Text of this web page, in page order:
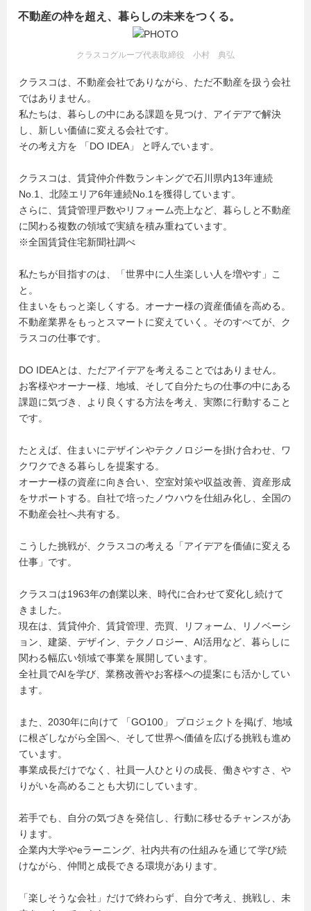
不動産の枠を超え、暮らしの未来をつくる。
クラスコグループ代表取締役 小村 典弘
クラスコは、不動産会社でありながら、ただ不動産を扱う会社
ではありません。
私たちは、暮らしの中にある課題を見つけ、アイデアで解決
し、新しい価値に変える会社です。
その考え方を 「DO IDEA」 と呼んでいます。
クラスコは、賃貸仲介件数ランキングで石川県内13年連続
No.1、北陸エリア6年連続No.1を獲得しています。
さらに、賃貸管理戸数やリフォーム売上など、暮らしと不動産
に関わる複数の領域で実績を積み重ねています。
※全国賃貸住宅新聞社調べ
私たちが目指すのは、「世界中に人生楽しい人を増やす」こ
と。
住まいをもっと楽しくする。オーナー様の資産価値を高める。
不動産業界をもっとスマートに変えていく。そのすべてが、ク
ラスコの仕事です。
DO IDEAとは、ただアイデアを考えることではありません。
お客様やオーナー様、地域、そして自分たちの仕事の中にある
課題に気づき、より良くする方法を考え、実際に行動すること
です。
たとえば、住まいにデザインやテクノロジーを掛け合わせ、ワ
クワクできる暮らしを提案する。
オーナー様の資産に向き合い、空室対策や収益改善、資産形成
をサポートする。自社で培ったノウハウを仕組み化し、全国の
不動産会社へ共有する。
こうした挑戦が、クラスコの考える「アイデアを価値に変える
仕事」です。
クラスコは1963年の創業以来、時代に合わせて変化し続けて
きました。
現在は、賃貸仲介、賃貸管理、売買、リフォーム、リノベーシ
ョン、建築、デザイン、テクノロジー、AI活用など、暮らしに
関わる幅広い領域で事業を展開しています。
全社員でAIを学び、業務改善やお客様への提案にも活かしてい
ます。
また、2030年に向けて 「GO100」 プロジェクトを掲げ、地域
に根ざしながら全国へ、そして世界へ価値を広げる挑戦も進め
ています。
事業成長だけでなく、社員一人ひとりの成長、働きやすさ、や
りがいを高めることも大切にしています。
若手でも、自分の気づきを発信し、行動に移せるチャンスがあ
ります。
企業内大学やeラーニング、社内共有の仕組みを通じて学び続
けながら、仲間と成長できる環境があります。
「楽しそうな会社」だけで終わらず、自分で考え、挑戦し、未